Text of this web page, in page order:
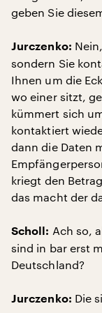
geben Sie
Jurczenko:
sondern Sie
Ihnen um die
wo einer sitzt,
kümmert sich
kontaktiert
dann die Daten
kriegt den
das macht der
Scholl: Ach so,
sind in bar erst
Deutschland?
Jurczenko: Die